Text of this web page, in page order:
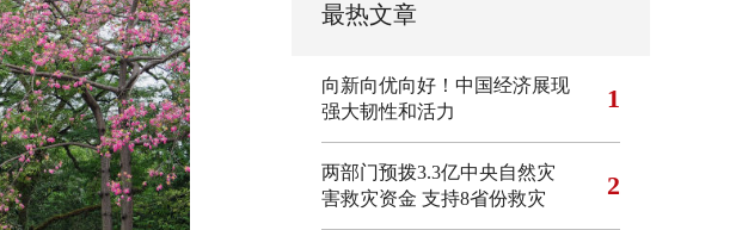
最热文章
向新向优向好！中国经济展现
强大韧性和活力
1
两部门预拨3.3亿中央自然灾
害救灾资金 支持8省份救灾
2